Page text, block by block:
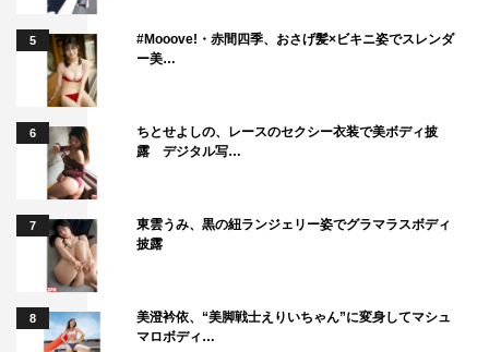
5
#Mooove!・赤間四季、おさげ髪×ビキニ姿でスレンダ
ー美…
6
ちとせよしの、レースのセクシー衣装で美ボディ披
露 デジタル写…
7
東雲うみ、黒の紐ランジェリー姿でグラマラスボディ
披露
8
美澄衿依、“美脚戦士えりいちゃん”に変身してマシュ
マロボディ…